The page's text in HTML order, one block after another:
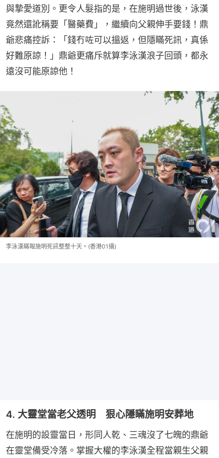
與摯愛道別。更令人髮指的是，在施明過世後，泳漢
竟然還訛稱要「醫藥費」，繼續向父親伸手要錢！鼎
爺悲痛控訴：「錢冇咗可以搵返，但隱瞞死訊，真係
好難原諒！」鼎爺更痛斥就算李泳漢浪子回頭，都永
遠沒可能原諒他！
李泳漢瞞報施明死訊整整十天。(香港01攝)
4. 大靈堂當老父透明 狠心隱瞞施明安葬地
在施明的設靈當日，形同人乾、三魂沒了七魄的鼎爺
在靈堂備受冷落。掌握大權的李泳漢全程當親生父親